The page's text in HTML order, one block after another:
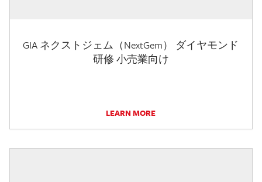
GIA ネクストジェム（NextGem） ダイヤモンド
研修 小売業向け
LEARN MORE